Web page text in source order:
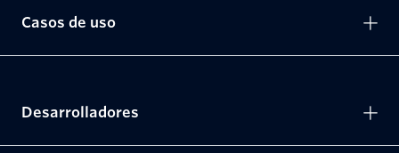
Casos de uso
Desarrolladores